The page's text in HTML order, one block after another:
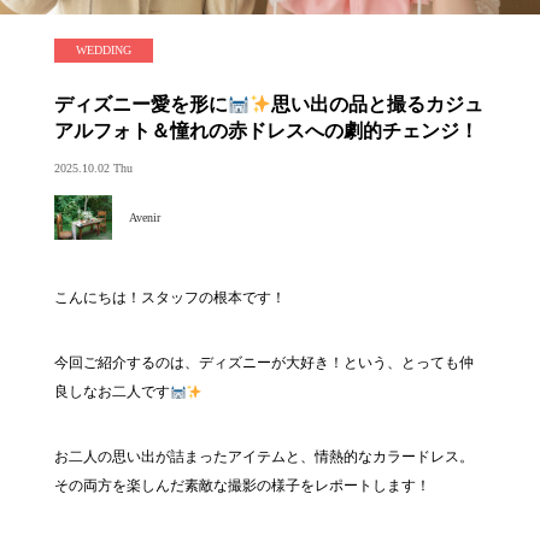
WEDDING
ディズニー愛を形に
思い出の品と撮るカジュ
アルフォト＆憧れの赤ドレスへの劇的チェンジ！
2025.10.02 Thu
Avenir
こんにちは！スタッフの根本です！
今回ご紹介するのは、ディズニーが大好き！という、とっても仲
良しなお二人です
お二人の思い出が詰まったアイテムと、情熱的なカラードレス。
その両方を楽しんだ素敵な撮影の様子をレポートします！